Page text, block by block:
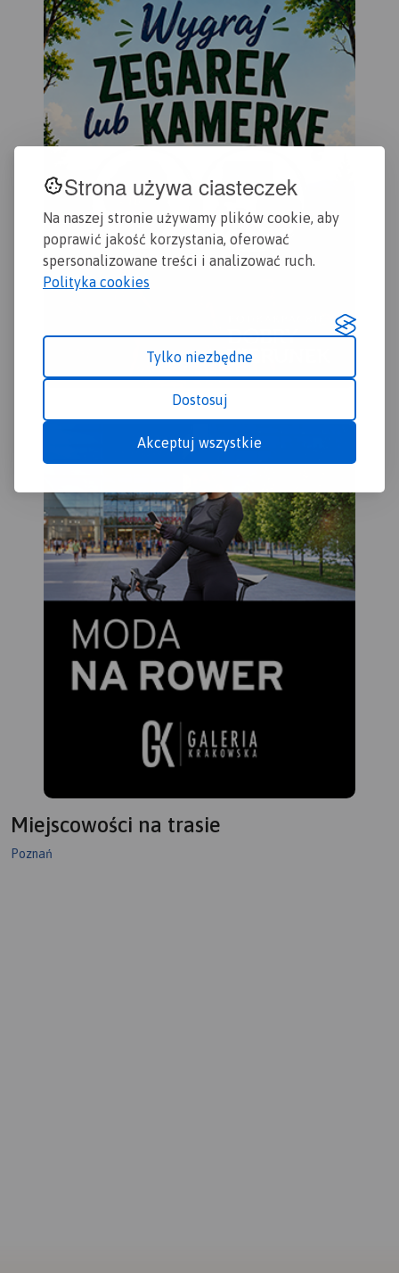
Strona używa ciasteczek
Na naszej stronie używamy plików cookie, aby
poprawić jakość korzystania, oferować
spersonalizowane treści i analizować ruch.
Polityka cookies
Tylko niezbędne
Dostosuj
Akceptuj wszystkie
Zielonki oraz Park
Krajobrazowy Promno.
Miejscowości na trasie
Poznań